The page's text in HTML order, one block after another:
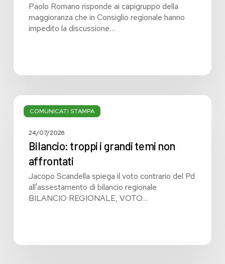
Paolo Romano risponde ai capigruppo della
maggioranza che in Consiglio regionale hanno
impedito la discussione…
COMUNICATI STAMPA
Bilancio:
troppi
grandi
affrontati
24/07/2026
Bilancio: troppi i grandi temi non
affrontati
Jacopo Scandella spiega il voto contrario del Pd
all'assestamento di bilancio regionale
BILANCIO REGIONALE, VOTO…